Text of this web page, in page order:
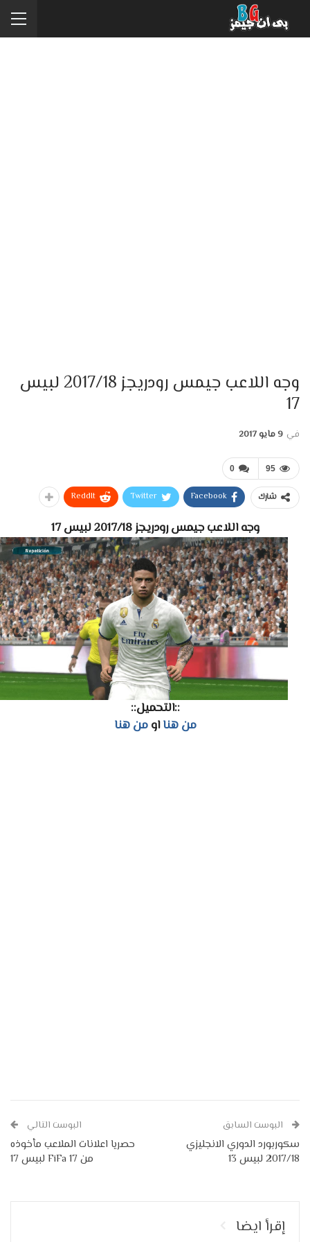
وجه اللاعب جيمس رودريجز 2017/18 لبيس
17
في 9 مايو 2017
0 95
شارك Facebook
Twitter
ReddIt
وجه اللاعب جيمس رودريجز 2017/18 لبيس 17
::التحميل::
من هنااومن هنا
البوست السابق
سكوربورد الدوري الانجليزي
2017/18 لبيس 13
البوست التالي
حصريا اعلانات الملاعب مأخوذه
من FiFa 17 لبيس 17
إقرأ ايضا